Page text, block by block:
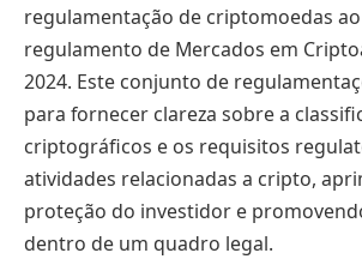
regulamentação de criptomoedas
regulamento de Mercados em
2024. Este conjunto de
para fornecer clareza sobre a
criptográficos e os requisitos
atividades relacionadas a cripto,
proteção do investidor e
dentro de um quadro legal.